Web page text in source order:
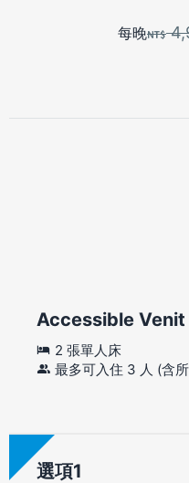
每晚
Accessible
2 張單人床
最多可入住 3 人 (含
選項